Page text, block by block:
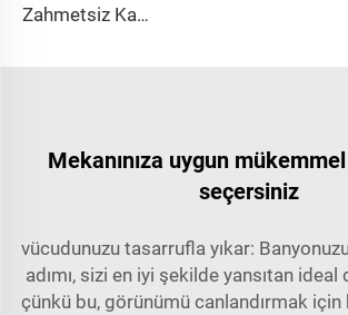
Zahmetsiz Kayar Duşakabin
Mekanınıza uygun
seçersiniz
vücudunuzu tasarrufla yıkar:
adımı, sizi en iyi şekilde yansıtan
çünkü bu, görünümü canlandırmak